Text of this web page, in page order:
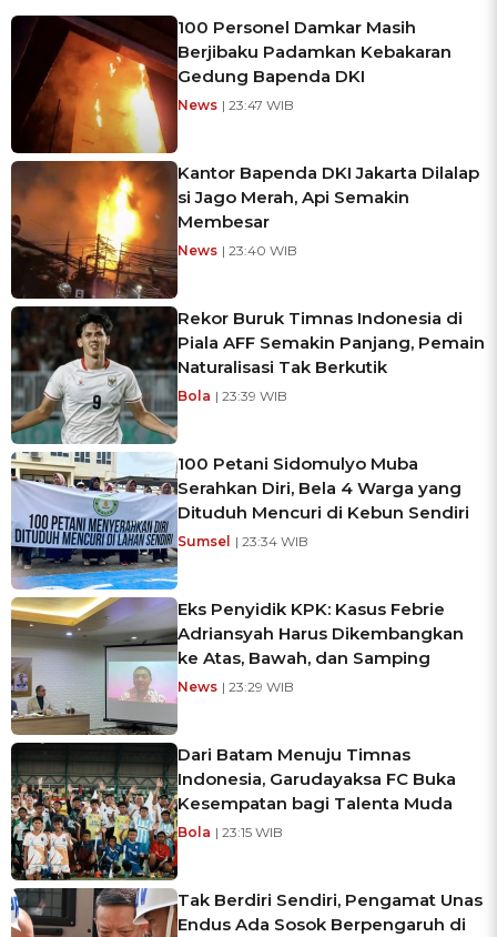
100 Personel Damkar Masih
Berjibaku Padamkan Kebakaran
Gedung Bapenda DKI
News | 23:47 WIB
Kantor Bapenda DKI Jakarta Dilalap
si Jago Merah, Api Semakin
Membesar
News | 23:40 WIB
Rekor Buruk Timnas Indonesia di
Piala AFF Semakin Panjang, Pemain
Naturalisasi Tak Berkutik
Bola | 23:39 WIB
100 Petani Sidomulyo Muba
Serahkan Diri, Bela 4 Warga yang
Dituduh Mencuri di Kebun Sendiri
Sumsel | 23:34 WIB
Eks Penyidik KPK: Kasus Febrie
Adriansyah Harus Dikembangkan
ke Atas, Bawah, dan Samping
News | 23:29 WIB
Dari Batam Menuju Timnas
Indonesia, Garudayaksa FC Buka
Kesempatan bagi Talenta Muda
Bola | 23:15 WIB
Tak Berdiri Sendiri, Pengamat Unas
Endus Ada Sosok Berpengaruh di